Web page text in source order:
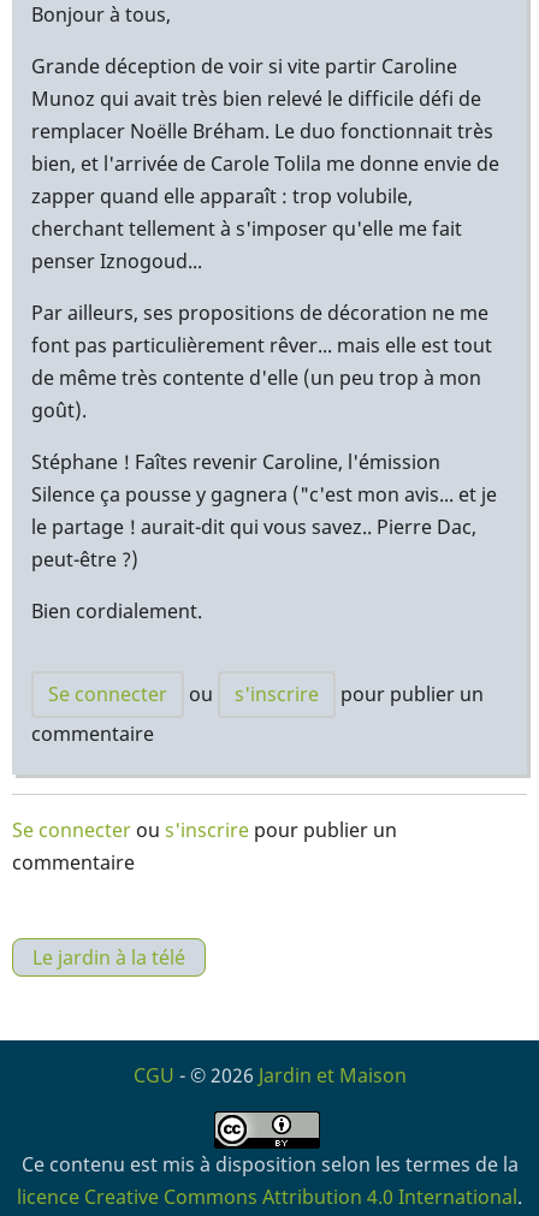
Bonjour à tous,
Grande déception de voir si vite partir Caroline
Munoz qui avait très bien relevé le difficile défi de
remplacer Noëlle Bréham. Le duo fonctionnait très
bien, et l'arrivée de Carole Tolila me donne envie de
zapper quand elle apparaît : trop volubile,
cherchant tellement à s'imposer qu'elle me fait
penser Iznogoud...
Par ailleurs, ses propositions de décoration ne me
font pas particulièrement rêver... mais elle est tout
de même très contente d'elle (un peu trop à mon
goût).
Stéphane ! Faîtes revenir Caroline, l'émission
Silence ça pousse y gagnera ("c'est mon avis... et je
le partage ! aurait-dit qui vous savez.. Pierre Dac,
peut-être ?)
Bien cordialement.
Se connecter ou s'inscrire
pour publier un
commentaire
Se connecter ou s'inscrire pour publier un
commentaire
Le jardin à la télé
CGU - © 2026 Jardin et Maison
Ce contenu est mis à disposition selon les termes de la
licence Creative Commons Attribution 4.0 International.